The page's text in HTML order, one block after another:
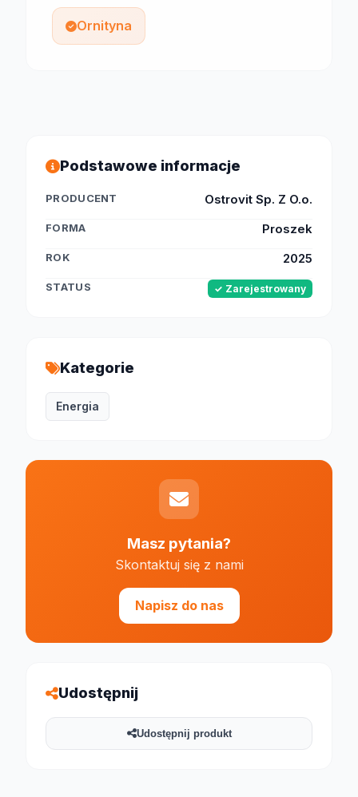
Ornityna
Podstawowe informacje
PRODUCENT Ostrovit Sp. Z O.o.
FORMA Proszek
ROK 2025
STATUS ✓ Zarejestrowany
Kategorie
Energia
Masz pytania?
Skontaktuj się z nami
Napisz do nas
Udostępnij
Udostępnij produkt